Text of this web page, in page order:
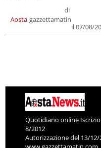
Aosta
di
gazzettamatin
il 07/08/
Quotidiano online
8/2012
Autorizzazione del 13/12/